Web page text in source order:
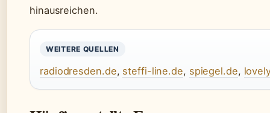
hinausreichen.
WEITERE QUELLEN
radiodresden.de, steffi-line.de, spiegel.de,